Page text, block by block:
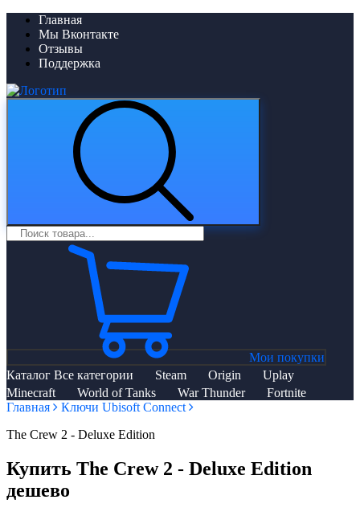
Главная
Мы Вконтакте
Отзывы
Поддержка
Мои покупки
Каталог Все категории Steam Origin
Uplay
Minecraft
World of Tanks War Thunder
Fortnite
Главная
Ключи Ubisoft Connect
The Crew 2 - Deluxe Edition
Купить The Crew 2 - Deluxe Edition
дешево